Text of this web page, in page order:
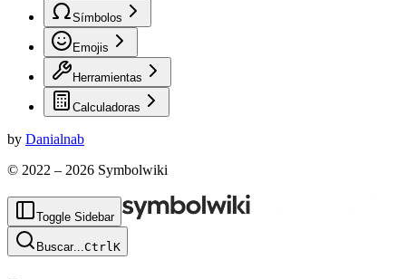
Símbolos
Emojis
Herramientas
Calculadoras
by Danialnab
© 2022 – 2026 Symbolwiki
Toggle Sidebar
Buscar...CtrlK